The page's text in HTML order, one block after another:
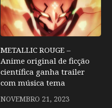
METALLIC ROUGE –
Anime original de ficção
científica ganha trailer
com música tema
NOVEMBRO 21, 2023